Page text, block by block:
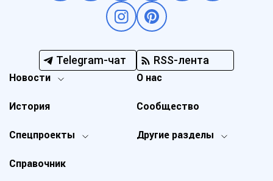
Telegram-чат RSS-лента
Новости
Спецпроекты Другие разделы
История
О нас
Справочник
Сообщество